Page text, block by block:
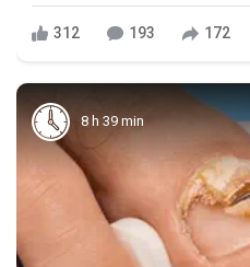
312 193 172
8 h 39 min